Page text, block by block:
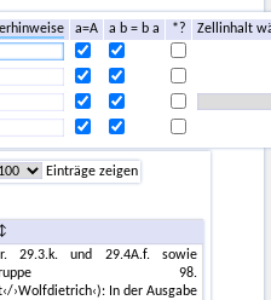
a=A a b = b a *?
Zellinhalt
Einträge zeigen
29.3.k. und 29.4A.f. sowie
98.
›Wolfdietrich‹): In der Ausgabe